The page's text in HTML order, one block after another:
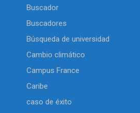
Buscador
Buscadores
Búsqueda de universidad
Cambio climático
Campus France
Caribe
caso de éxito